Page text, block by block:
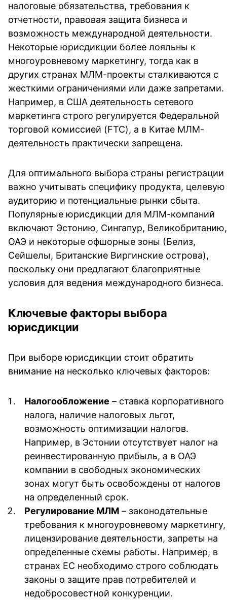
налоговые обязательства, требования к
отчетности, правовая защита бизнеса и
возможность международной деятельности.
Некоторые юрисдикции более лояльны к
многоуровневому маркетингу, тогда как в
других странах МЛМ-проекты сталкиваются с
жесткими ограничениями или даже запретами.
Например, в США деятельность сетевого
маркетинга строго регулируется Федеральной
торговой комиссией (FTC), а в Китае МЛМ-
деятельность практически запрещена.
Для оптимального выбора страны регистрации
важно учитывать специфику продукта, целевую
аудиторию и потенциальные рынки сбыта.
Популярные юрисдикции для МЛМ-компаний
включают Эстонию, Сингапур, Великобританию,
ОАЭ и некоторые офшорные зоны (Белиз,
Сейшелы, Британские Виргинские острова),
поскольку они предлагают благоприятные
условия для ведения международного бизнеса.
Ключевые факторы выбора
юрисдикции
При выборе юрисдикции стоит обратить
внимание на несколько ключевых факторов:
Налогообложение – ставка корпоративного
налога, наличие налоговых льгот,
возможность оптимизации налогов.
Например, в Эстонии отсутствует налог на
реинвестированную прибыль, а в ОАЭ
компании в свободных экономических
зонах могут быть освобождены от налогов
на определенный срок.
Регулирование МЛМ – законодательные
требования к многоуровневому маркетингу,
лицензирование деятельности, запреты на
определенные схемы работы. Например, в
странах ЕС необходимо строго соблюдать
законы о защите прав потребителей и
недобросовестной конкуренции.